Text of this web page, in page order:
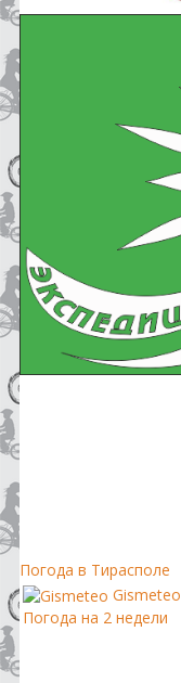
Погода в Тирасполе
Gismeteo
Погода на 2 недели